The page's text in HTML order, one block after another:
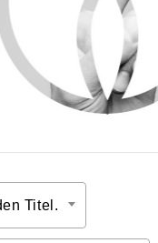
Titel.